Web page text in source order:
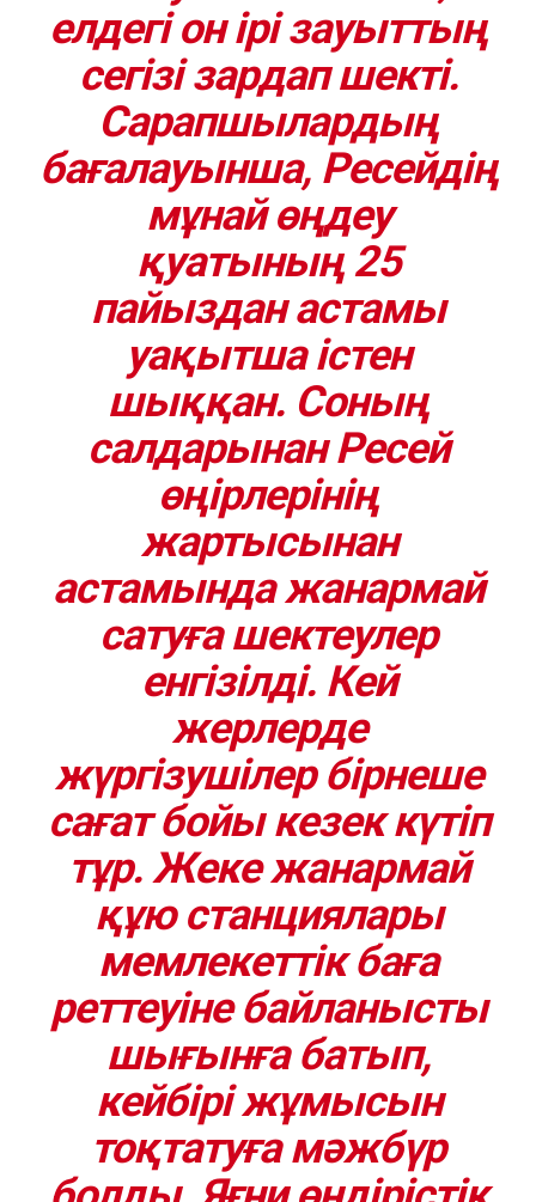
елдегі он ірі зауыттың
сегізі зардап шекті.
Сарапшылардың
бағалауынша, Ресейдің
мұнай өңдеу
қуатының 25
пайыздан астамы
уақытша істен
шыққан. Соның
салдарынан Ресей
өңірлерінің
жартысынан
астамында жанармай
сатуға шектеулер
енгізілді. Кей
жерлерде
жүргізушілер бірнеше
сағат бойы кезек күтіп
тұр. Жеке жанармай
құю станциялары
мемлекеттік баға
реттеуіне байланысты
шығынға батып,
кейбірі жұмысын
тоқтатуға мәжбүр